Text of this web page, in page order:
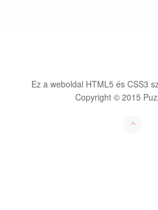
Ez a weboldal HTML5 és CSS3
Copyright © 2015